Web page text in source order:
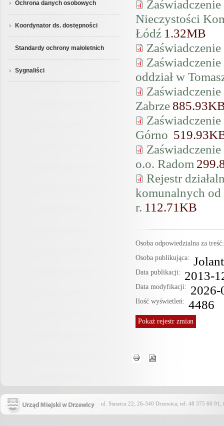
Ochrona danych osobowych
Koordynator ds. dostępności
Standardy ochrony małoletnich
Sygnaliści
Nieczystości
Łódź 1.32MB
oddział w
Zabrze
Górno
o.o. Radom
Rejestr
komunalnych od
r. 112.71KB
Osoba odpowiedzialna za
Osoba publikująca:
Data publikacji: 2013-
Data modyfikacji: 2026-
Ilość wyświetleń: 4486
Pokażrejestr zmian
ul. Staszica 22; 26-340 Drzewica; tel: 48 375 60